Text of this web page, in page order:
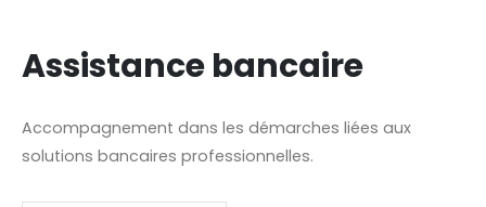
Assistance bancaire
Accompagnement dans les démarches liées aux
solutions bancaires professionnelles.